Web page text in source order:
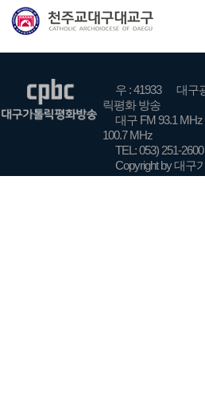
우 : 41933
대구
릭평화 방송
대구 FM 93.1 MHz
100.7 MHz
TEL: 053) 251-2600
Copyright by 대구